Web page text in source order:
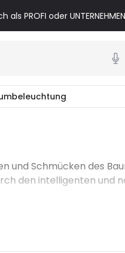
als PROFI oder UNTERNEHMEN
Schmücken des
den intelligenten und